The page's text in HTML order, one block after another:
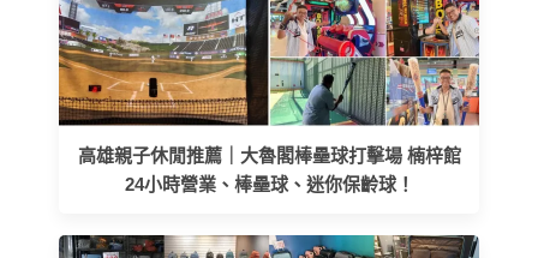
高雄親子休閒推薦｜大魯閣棒壘球打擊場 楠梓館
24小時營業、棒壘球、迷你保齡球！